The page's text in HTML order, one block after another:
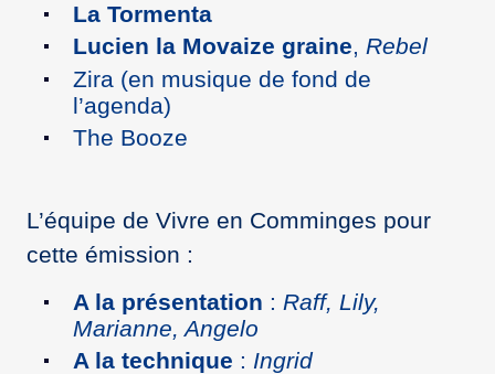
La Tormenta
Lucien la Movaize graine, Rebel
Zira (en musique de fond de
l’agenda)
The Booze
L’équipe de Vivre en Comminges pour
cette émission :
A la présentation : Raff, Lily,
Marianne, Angelo
A la technique : Ingrid